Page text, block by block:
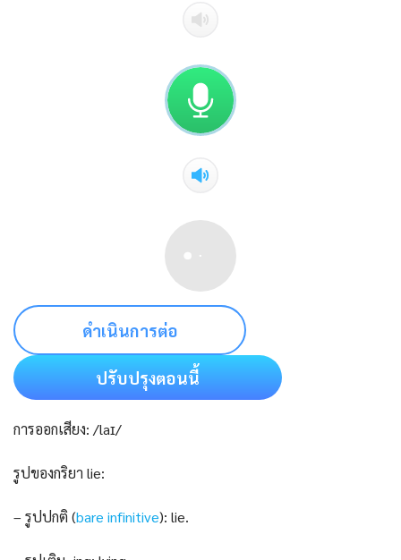
ดำเนินการต่อ
ปรับปรุงตอนนี้
การออกเสียง: /laɪ/
รูปของกริยา lie:
– รูปปกติ (bare infinitive): lie.